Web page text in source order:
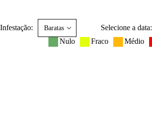
Infestação:
Selecione a data:
Nulo
Fraco Médio